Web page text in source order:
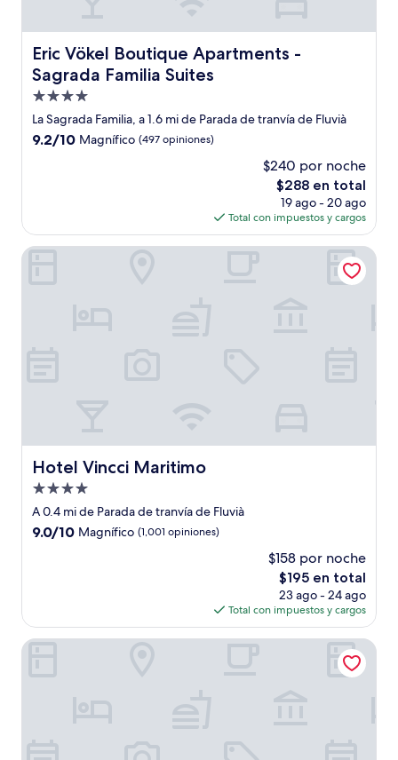
Eric Vökel Boutique Apartments -
Sagrada Familia Suites
Eric Vökel Boutique Apartments - Sagrada Familia Suites
Propiedad
de
4.0
La Sagrada Familia, a 1.6 mi de Parada de tranvía de Fluvià
9.2
9.2/10 Magnífico (497 opiniones)
$240 por noche
El
precio
actual
es
de
$288 en total
19 ago - 20 ago
Total con impuestos y cargos
Hotel Vincci Maritimo
Hotel Vincci Maritimo
Propiedad
de
4.0
A 0.4 mi de Parada de tranvía de Fluvià
9.0
9.0/10 Magnífico (1,001 opiniones)
$158 por noche
El
precio
actual
es
de
$195 en total
23 ago - 24 ago
Total con impuestos y cargos
Hotel Vincci Maritimo
Aspasios Arc de Triomf